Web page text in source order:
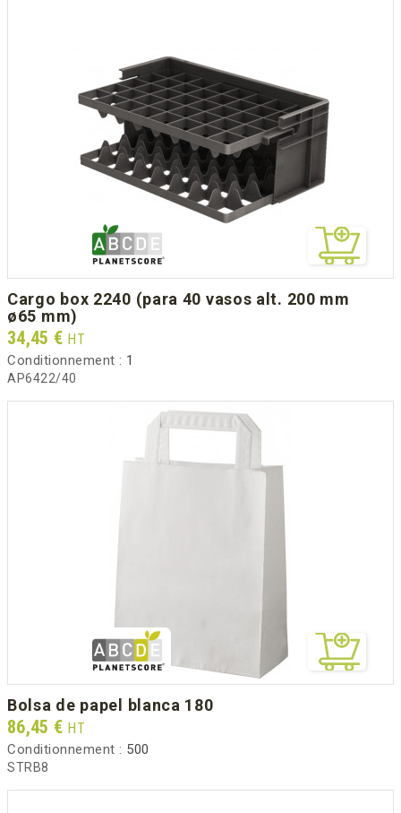
cargo box 2240 (para 40 vasos alt. 200 mm
ø65 mm)
Prix
34,45 € HT
Conditionnement : 1
AP6422/40
bolsa de papel blanca 180
Prix
86,45 € HT
Conditionnement : 500
STRB8